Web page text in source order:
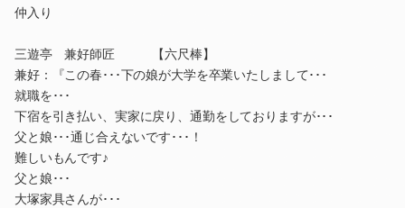
仲入り
三遊亭 兼好師匠 【六尺棒】
兼好：『この春･･･下の娘が大学を卒業いたしまして･･･
就職を･･･
下宿を引き払い、実家に戻り、通勤をしておりますが･･･
父と娘･･･通じ合えないです･･･！
難しいもんです♪
父と娘･･･
大塚家具さんが･･･